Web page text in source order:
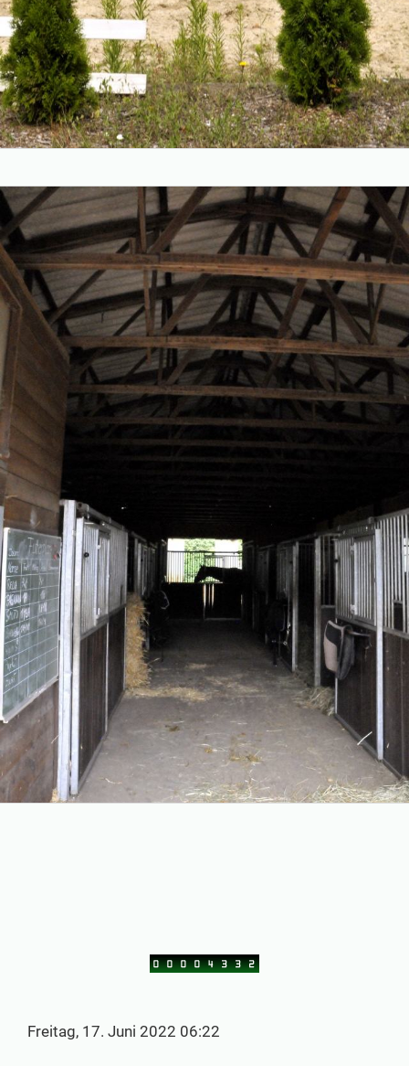
Freitag, 17. Juni 2022 06:22